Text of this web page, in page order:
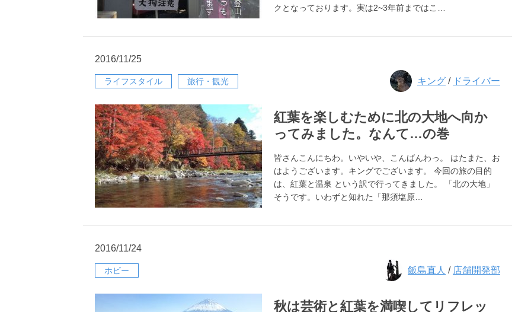
クとなっております。実は2~3年前まではこ…
2016/11/25
ライフスタイル 旅行・観光 キング / ドライバー
紅葉を楽しむために北の大地へ向か
ってみました。なんて…の巻
皆さんこんにちわ。いやいや、こんばんわっ。 はたまた、お
はようございます。キングでございます。 今回の旅の目的
は、紅葉と温泉 という訳で行ってきました。 「北の大地」
そうです。いわずと知れた「那須塩原…
2016/11/24
ホビー 飯島直人 / 店舗開発部
秋は芸術と紅葉を満喫してリフレッ